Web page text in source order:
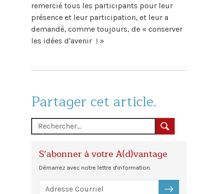
remercié tous les participants pour leur
présence et leur participation, et leur a
demandé, comme toujours, de « conserver
les idées d'avenir ! »
Partager cet article.
S'abonner à votre A(d)vantage
Démarrez avec notre lettre d'information.
S'ABONNER